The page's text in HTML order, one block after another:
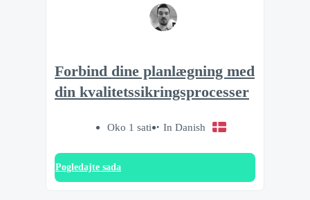
Forbind dine planlægning med
din kvalitetssikringsprocesser
Oko 1 sati In Danish
Pogledajte sada